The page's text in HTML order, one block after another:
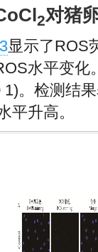
2对猪
显示了ROS
水平变化
1)。检测结
平升高。